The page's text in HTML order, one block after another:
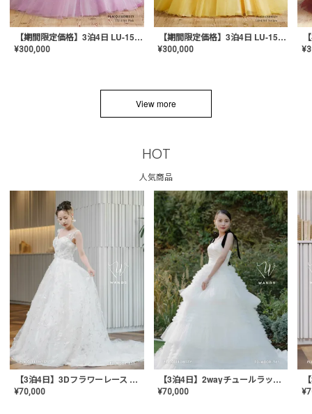
【期間限定価格】3泊4日 LU-1501(Pink)
¥300,000
【期間限定価格】3泊4日 LU-1501(Yellow)
¥300,000 ¥
View more
HOT
人気商品
【3泊4日】3Dフラワーレース ドレス〈PD-WDOR-331〉
¥70,000
【3泊4日】2wayチュールラッフルドレス〈PD-WDOR-341RTL〉
¥70,000 ¥